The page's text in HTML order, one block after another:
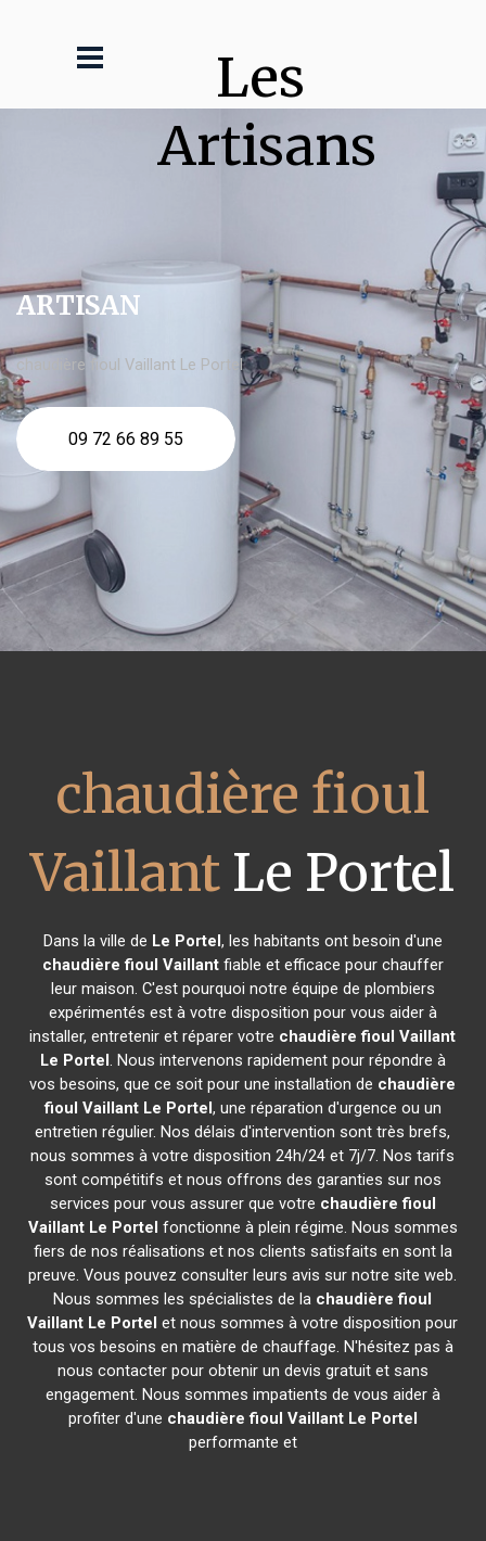
Les
Artisans
ARTISAN
chaudière fioul Vaillant Le Portel
09 72 66 89 55
chaudière fioul
Vaillant Le Portel
Dans la ville de Le Portel, les habitants ont besoin d'une
chaudière fioul Vaillantfiable et efficace pour chauffer
leur maison. C'est pourquoi notre équipe de plombiers
expérimentés est à votre disposition pour vous aider à
installer, entretenir et réparer votre chaudière fioul Vaillant
Le Portel. Nous intervenons rapidement pour répondre à
vos besoins, que ce soit pour une installation de chaudière
fioul Vaillant Le Portel, une réparation d'urgence ou un
entretien régulier. Nos délais d'intervention sont très brefs,
nous sommes à votre disposition 24h/24 et 7j/7. Nos tarifs
sont compétitifs et nous offrons des garanties sur nos
services pour vous assurer que votre chaudière fioul
Vaillant Le Portel fonctionne à plein régime. Nous sommes
fiers de nos réalisations et nos clients satisfaits en sont la
preuve. Vous pouvez consulter leurs avis sur notre site web.
Nous sommes les spécialistes de la chaudière fioul
Vaillant Le Portel et nous sommes à votre disposition pour
tous vos besoins en matière de chauffage. N'hésitez pas à
nous contacter pour obtenir un devis gratuit et sans
engagement. Nous sommes impatients de vous aider à
profiter d'une chaudière fioul Vaillant Le Portel
performante et